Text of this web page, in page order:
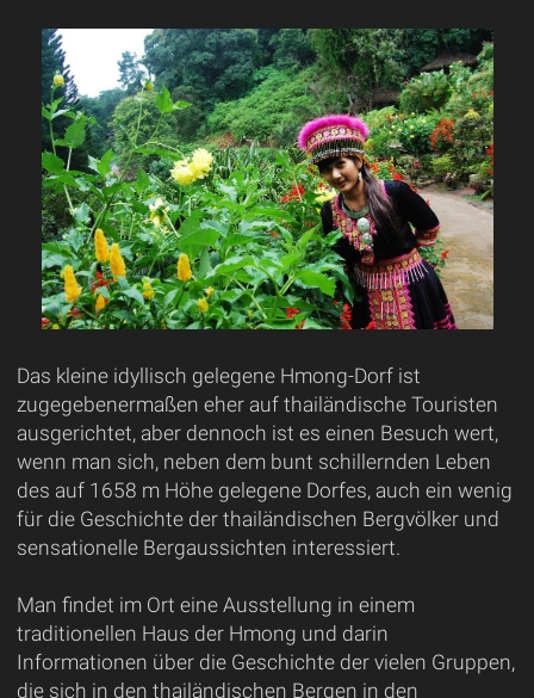
Das kleine idyllisch gelegene Hmong-Dorf ist
zugegebenermaßen eher auf thailändische Touristen
ausgerichtet, aber dennoch ist es einen Besuch wert,
wenn man sich, neben dem bunt schillernden Leben
des auf 1658 m Höhe gelegene Dorfes, auch ein wenig
für die Geschichte der thailändischen Bergvölker und
sensationelle Bergaussichten interessiert.
Man findet im Ort eine Ausstellung in einem
traditionellen Haus der Hmong und darin
Informationen über die Geschichte der vielen Gruppen,
die sich in den thailändischen Bergen in den